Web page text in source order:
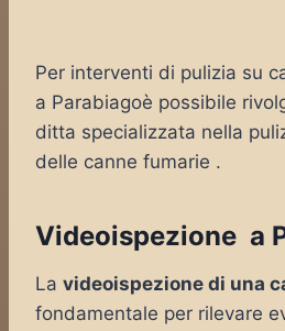
Per interventi di pulizia su
a Parabiagoè possibile
ditta specializzata nella
delle canne fumarie .
Videoispezione a
La videoispezione di una
fondamentale per rilevare